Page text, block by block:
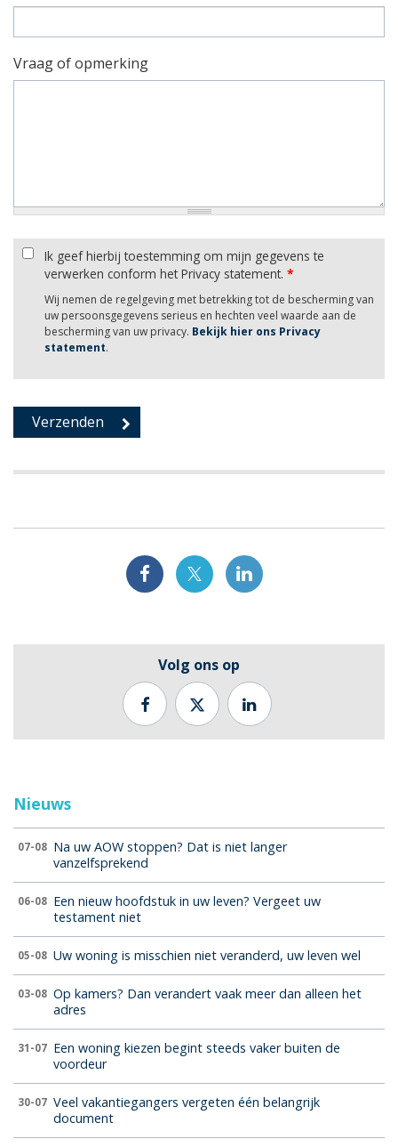
Vraag of opmerking
Ik geef hierbij toestemming om mijn gegevens te
verwerken conform het Privacy statement. *
Wij nemen de regelgeving met betrekking tot de bescherming van
uw persoonsgegevens serieus en hechten veel waarde aan de
bescherming van uw privacy. Bekijk hier ons Privacy
statement.
Volg ons op
Nieuws
07-08 Na uw AOW stoppen? Dat is niet langer
vanzelfsprekend
06-08 Een nieuw hoofdstuk in uw leven? Vergeet uw
testament niet
05-08 Uw woning is misschien niet veranderd, uw leven wel
03-08 Op kamers? Dan verandert vaak meer dan alleen het
adres
31-07 Een woning kiezen begint steeds vaker buiten de
voordeur
30-07 Veel vakantiegangers vergeten één belangrijk
document